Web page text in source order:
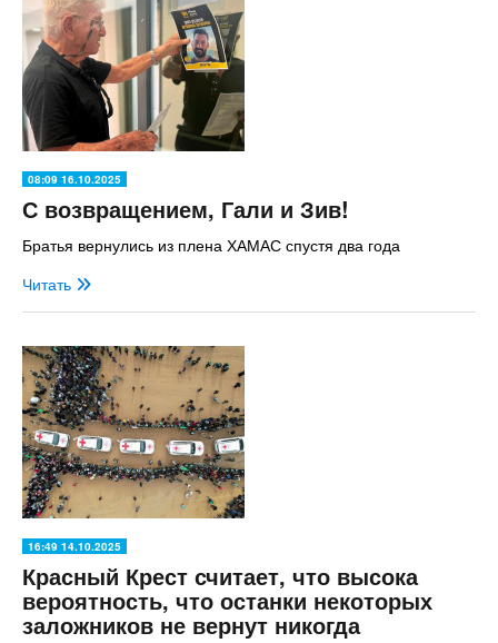
08:09 16.10.2025
С возвращением, Гали и Зив!
Братья вернулись из плена ХАМАС спустя два года
Читать
16:49 14.10.2025
Красный Крест считает, что высока
вероятность, что останки некоторых
заложников не вернут никогда